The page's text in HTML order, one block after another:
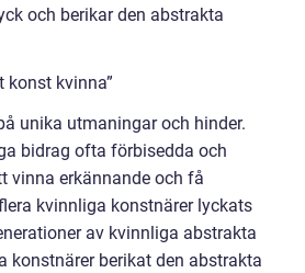
och berikar den abstrakta
konst kvinna”
unika utmaningar och hinder.
bidrag ofta förbisedda och
vinna erkännande och få
kvinnliga konstnärer lyckats
av kvinnliga abstrakta
konstnärer berikat den abstrakta